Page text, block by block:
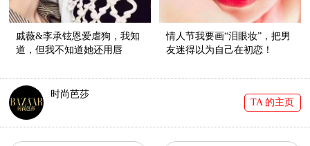
戚薇&李承铉恩爱虐狗，我知
道，但我不知道她还用唇
情人节我要画“泪眼妆”，把男
友迷得以为自己在初恋！
时尚芭莎
TA 的主页